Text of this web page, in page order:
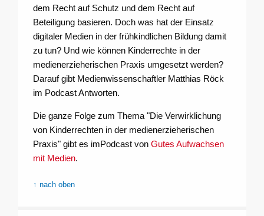
dem Recht auf Schutz und dem Recht auf
Beteiligung basieren. Doch was hat der Einsatz
digitaler Medien in der frühkindlichen Bildung damit
zu tun? Und wie können Kinderrechte in der
medienerzieherischen Praxis umgesetzt werden?
Darauf gibt Medienwissenschaftler Matthias Röck
im Podcast Antworten.
Die ganze Folge zum Thema "Die Verwirklichung
von Kinderrechten in der medienerzieherischen
Praxis" gibt es imPodcast von Gutes Aufwachsen
mit Medien.
↑ nach oben